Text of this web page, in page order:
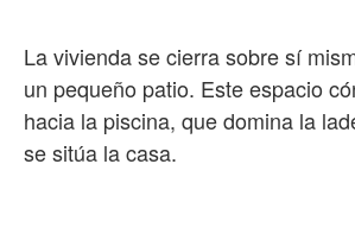
La vivienda se cierra sobre sí
un pequeño patio. Este espacio
hacia la piscina, que domina la
se sitúa la casa.